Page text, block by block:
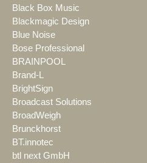
Black Box Music
Blackmagic Design
Blue Noise
Bose Professional
BRAINPOOL
Brand-L
BrightSign
Broadcast Solutions
BroadWeigh
Brunckhorst
BT.innotec
btl next GmbH